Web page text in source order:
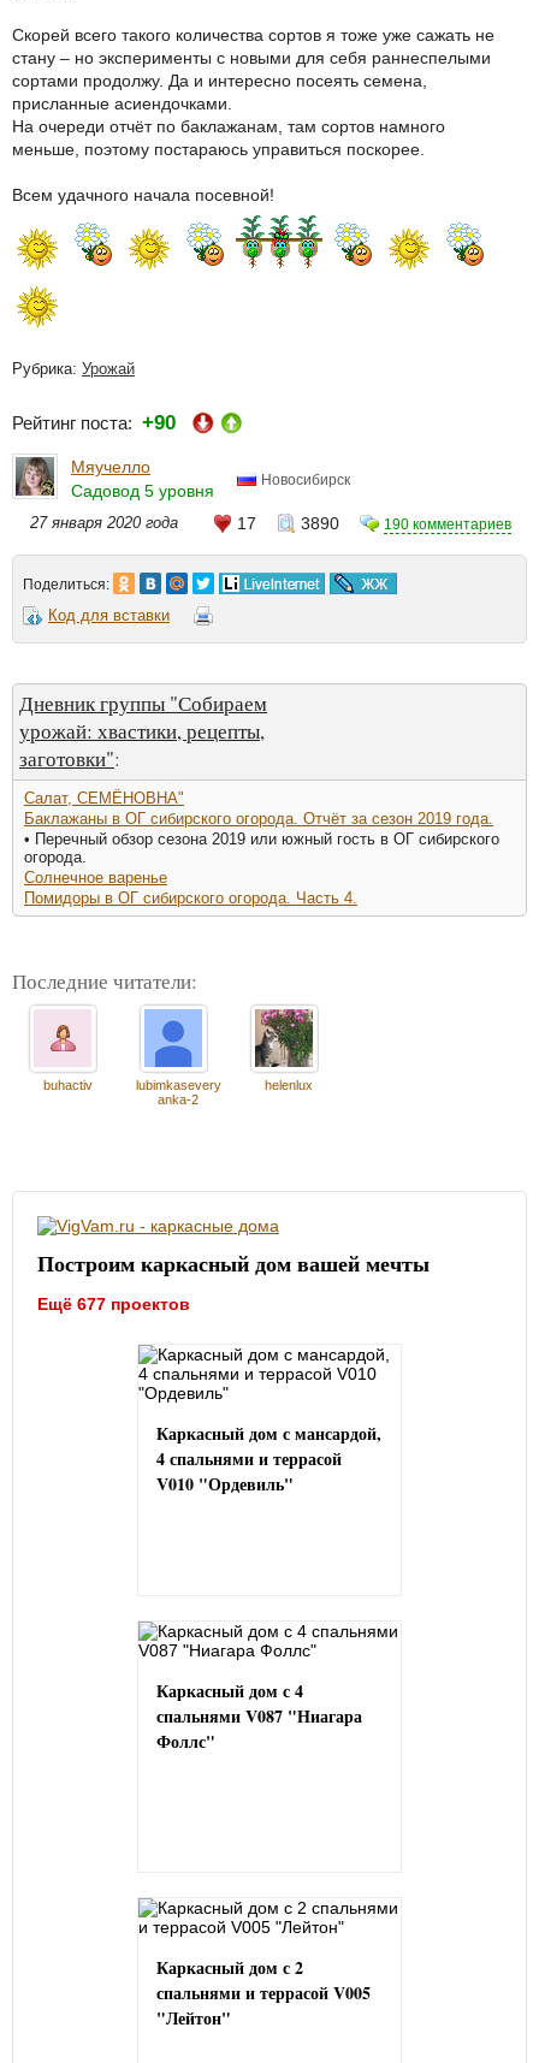
Скорей всего такого количества сортов я тоже уже сажать не
стану – но эксперименты с новыми для себя раннеспелыми
сортами продолжу. Да и интересно посеять семена,
присланные асиендочками.
На очереди отчёт по баклажанам, там сортов намного
меньше, поэтому постараюсь управиться поскорее.
Всем удачного начала посевной!
Рубрика: Урожай
Рейтинг поста: +90
Мяучелло
Садовод 5 уровня
Новосибирск
27 января 2020 года 17 3890 190 комментариев
Поделиться:
Код для вставки
Дневник группы "Собираем
урожай: хвастики, рецепты,
заготовки":
Салат, СЕМЁНОВНА"
Баклажаны в ОГ сибирского огорода. Отчёт за сезон 2019 года.
• Перечный обзор сезона 2019 или южный гость в ОГ сибирского
огорода.
Солнечное варенье
Помидоры в ОГ сибирского огорода. Часть 4.
Последние читатели:
buhactiv
lubimkasevery
anka-2
helenlux
Построим каркасный дом вашей мечты
Ещё 677 проектов
Каркасный дом с мансардой,
4 спальнями и террасой
V010 "Ордевиль"
Каркасный дом с 4
спальнями V087 "Ниагара
Фоллс"
Каркасный дом с 2
спальнями и террасой V005
"Лейтон"